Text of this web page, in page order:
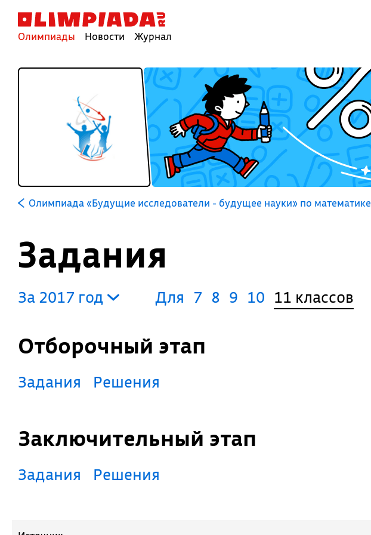
Олимпиады Новости Журнал
Олимпиада «Будущие исследователи - будущее науки» по математике
Задания
За 2017 год Для 7 8 9 10 11 классов
Отборочный этап
Задания Решения
Заключительный этап
Задания Решения